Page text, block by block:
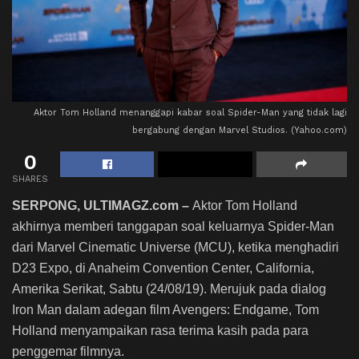
Aktor Tom Holland menanggapi kabar soal Spider-Man yang tidak lagi
bergabung dengan Marvel Studios. (Yahoo.com)
0
SHARES
SERPONG, ULTIMAGZ.com – Aktor Tom Holland
akhirnya memberi tanggapan soal keluarnya Spider-Man
dari Marvel Cinematic Universe (MCU), ketika menghadiri
D23 Expo, di Anaheim Convention Center, California,
Amerika Serikat, Sabtu (24/08/19). Merujuk pada dialog
Iron Man dalam adegan film Avengers: Endgame, Tom
Holland menyampaikan rasa terima kasih pada para
penggemar filmnya.